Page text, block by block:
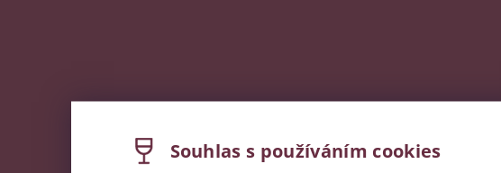
Souhlas s používáním cookies